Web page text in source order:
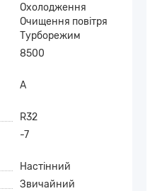
Охолодження
Очищення повітря
Турборежим
8500
A
R32
-7
Настінний
Звичайний